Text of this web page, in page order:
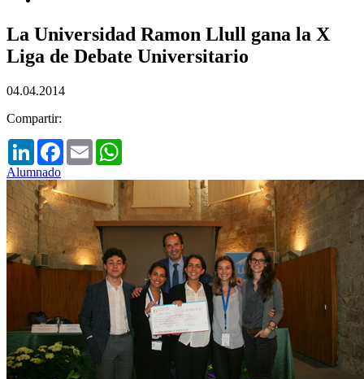
La Universidad Ramon Llull gana la X
Liga de Debate Universitario
04.04.2014
Compartir:
LinkedInFacebook
Email
Alumnado